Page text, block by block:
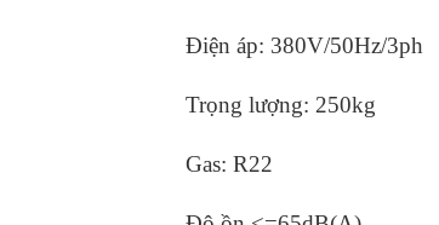
Điện áp: 380V/50Hz/3ph
Trọng lượng: 250kg
Gas: R22